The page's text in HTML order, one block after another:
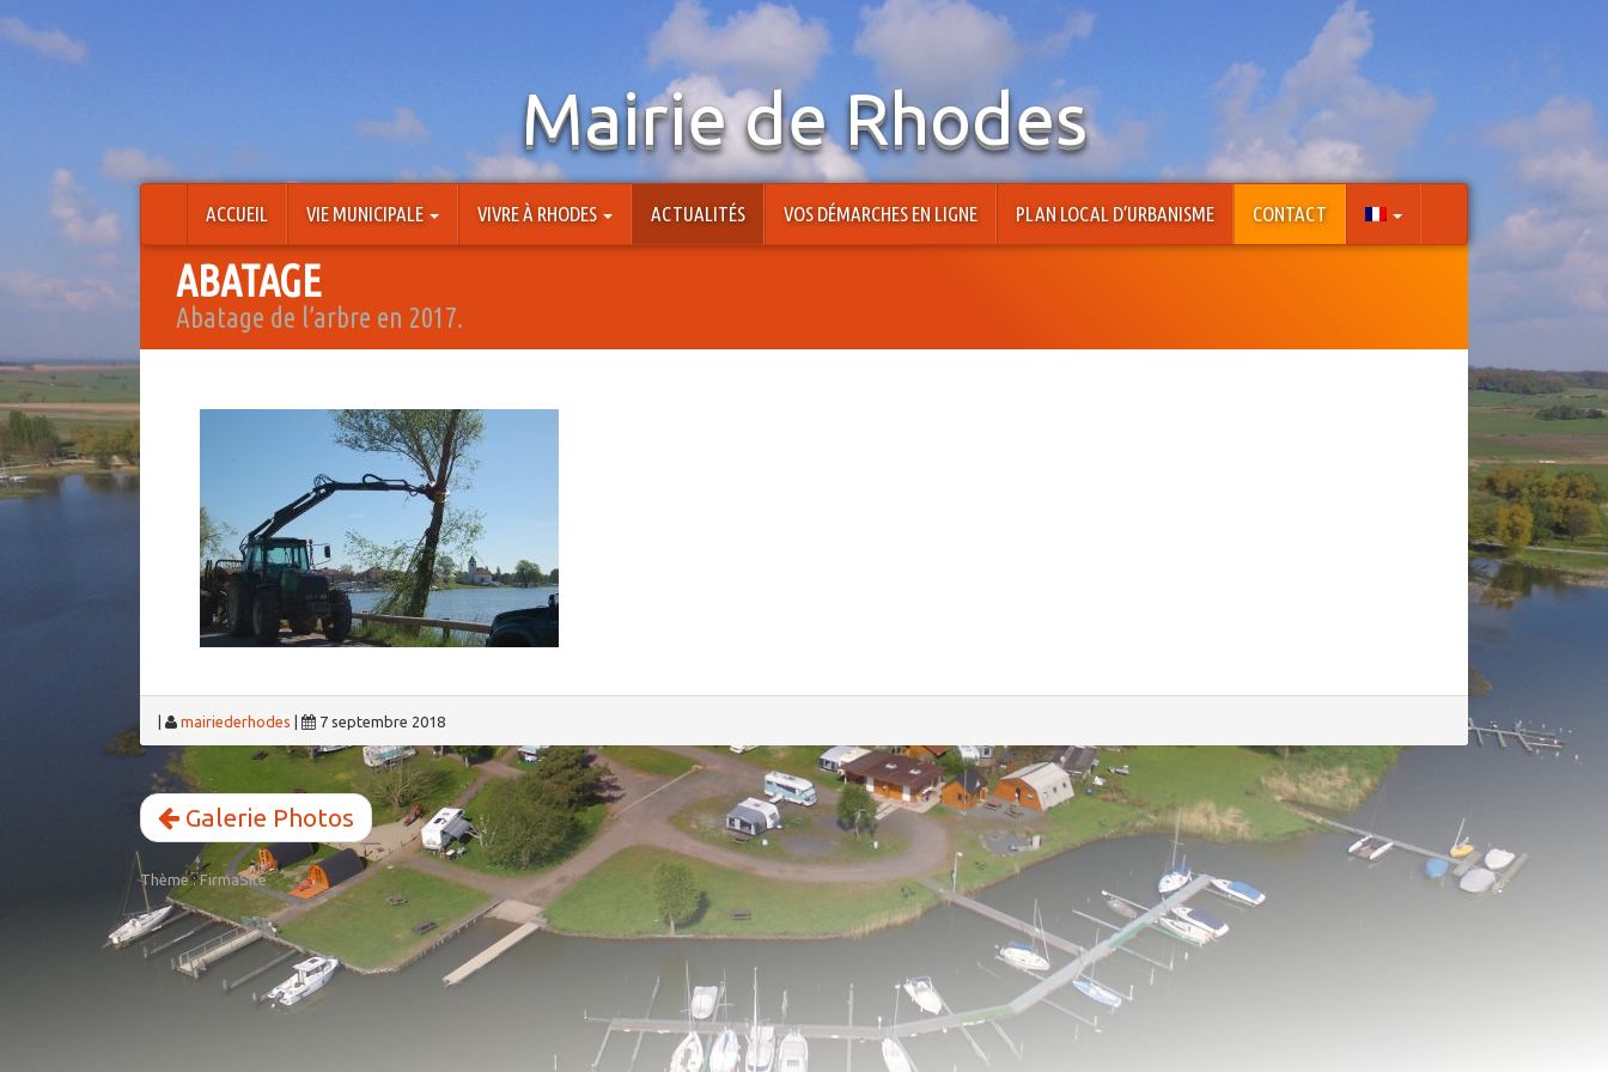
Mairie de Rhodes
ACCUEIL VIE MUNICIPALE VIVRE À RHODES ACTUALITÉS VOS DÉMARCHES EN LIGNE PLAN LOCAL D’URBANISME CONTACT
ABATAGE
Abatage de l’arbre en 2017.
mairiederhodes 7 septembre 2018
Galerie Photos
Thème :FirmaSite